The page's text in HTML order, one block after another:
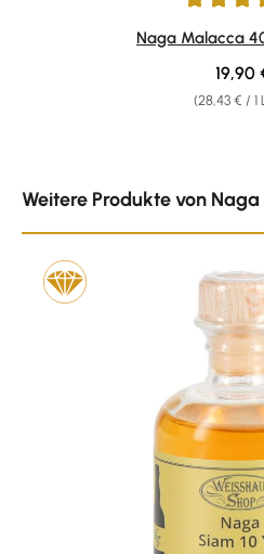
Durchschnittliche Bewertung
Naga Malacca
(28,43 € / 1
19,90
Weitere Produkte von